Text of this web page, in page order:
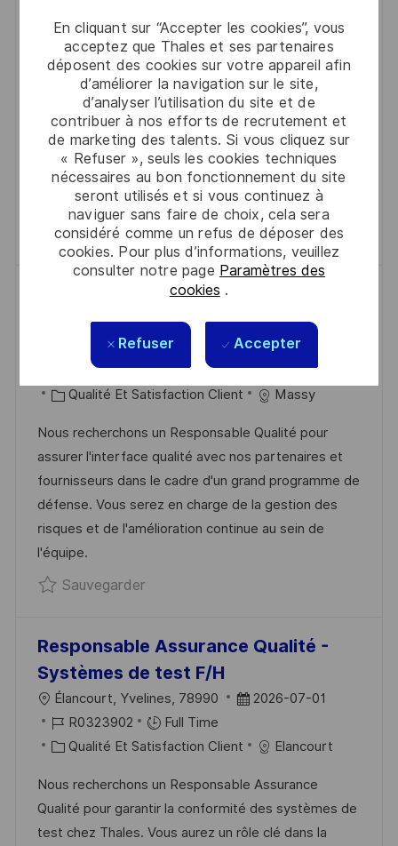
En cliquant sur “Accepter les cookies”, vous
acceptez que Thales et ses partenaires
déposent des cookies sur votre appareil afin
d’améliorer la navigation sur le site,
d’analyser l’utilisation du site et de
contribuer à nos efforts de recrutement et
de marketing des talents. Si vous cliquez sur
« Refuser », seuls les cookies techniques
nécessaires au bon fonctionnement du site
seront utilisés et si vous continuez à
naviguer sans faire de choix, cela sera
considéré comme un refus de déposer des
cookies. Pour plus d’informations, veuillez
consulter notre page Paramètres des
cookies .
Refuser Accepter
E
E
D
F
F
I
C
H
A
G
É
N
E
U
P
T
O
I
Qualité Et Satisfaction Client Barcelona
Estamos buscando un/a Ingeniero de Calidad para
unirse a nuestro equipo en Barcelona. Serás
responsable de asegurar el cumplimiento del
sistema de gestión de calidad y colaborar en la
mejora continua de procesos. Si tienes experiencia
en Quality Assurance y conocimientos en ISO 9001,
¡aplica ahora!
SauvegarderSauvegarder Quality Engineer
Quality Assurance Manager
fournisseurs F/H
C
L
I
S
A
T
I
O
Massy, Essonne, 91883
D
A
T
D
’
A
F
F
G
E
2026-06-29
É
É
R
E
N
C
E
D
O
S
T
E
R0302690
Full Time
C
T
É
G
O
R
I
E
Qualité Et Satisfaction Client Massy
Nous recherchons un Responsable Qualité pour
assurer l'interface qualité avec nos partenaires et
fournisseurs dans le cadre d'un grand programme de
défense. Vous serez en charge de la gestion des
risques et de l'amélioration continue au sein de
l'équipe.
SauvegarderSauvegarder Quality Assurance
Responsable Assurance Qualité -
Systèmes de test F/H
L
O
C
L
S
Élancourt, Yvelines, 78990
D
T
D
’
A
2026-07-01
R
É
É
R
E
R0323902
Full Time
C
T
É
G
Qualité Et Satisfaction Client Elancourt
Nous recherchons un Responsable Assurance
Qualité pour garantir la conformité des systèmes de
test chez Thales. Vous aurez un rôle clé dans la